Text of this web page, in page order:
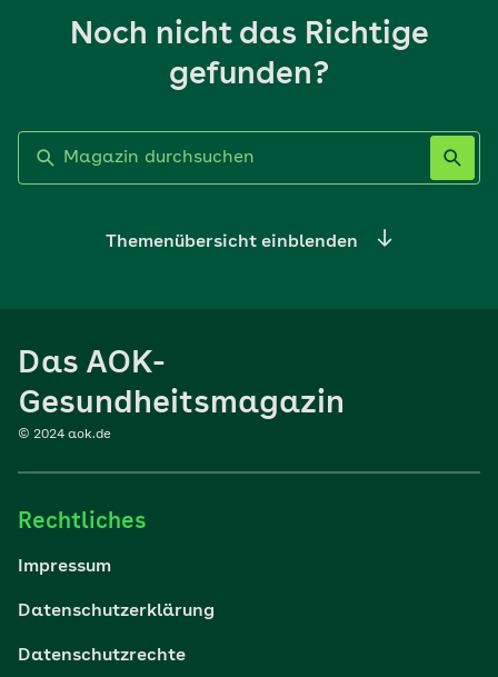
Noch nicht das Richtige
gefunden?
Themenübersicht einblenden
Sport
Reisen
Wohlbefinden
Das AOK-
Gesundheitsmagazin
© 2024 aok.de
Rechtliches
Impressum
Datenschutzerklärung
Datenschutzrechte